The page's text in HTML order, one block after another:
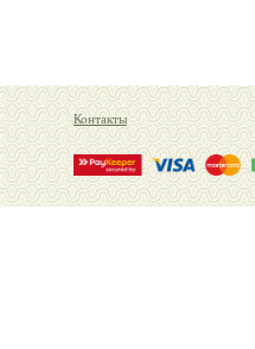
Контакты